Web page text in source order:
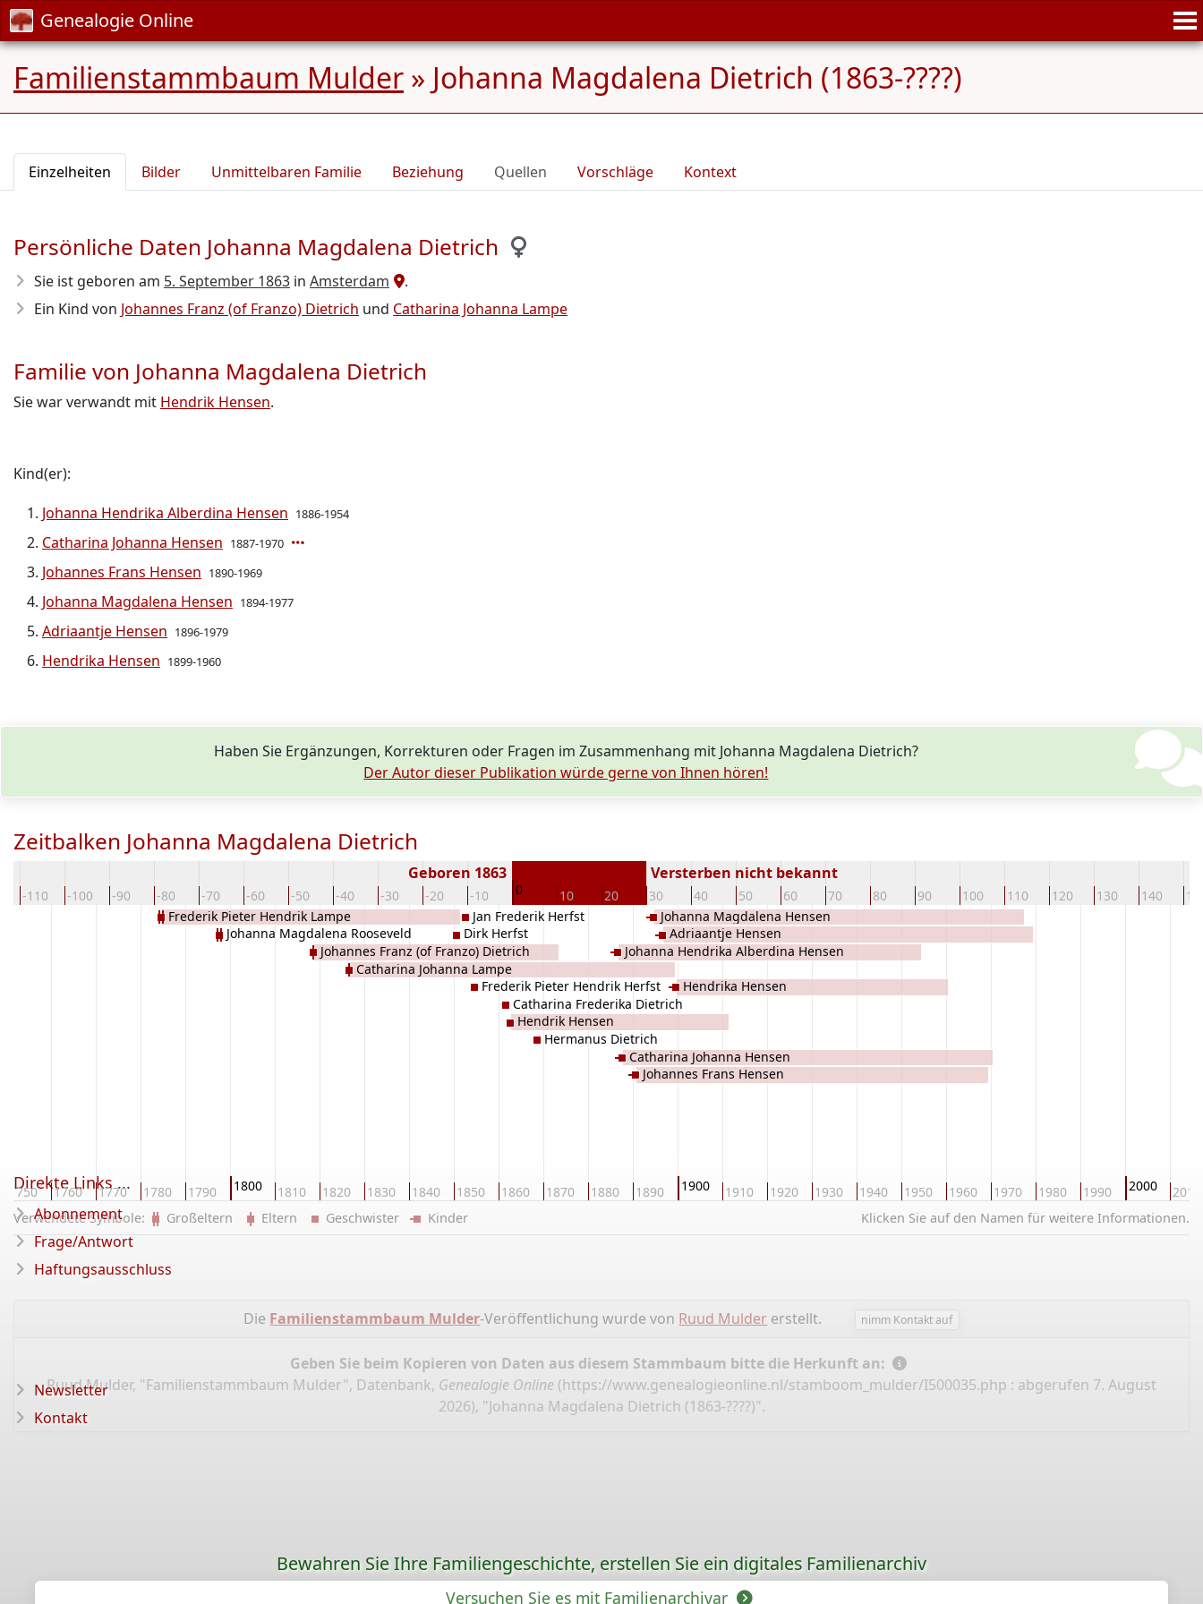
Genealogie Online
Familienstammbaum Mulder » Johanna Magdalena Dietrich (1863-????)
Einzelheiten Bilder Unmittelbaren Familie Beziehung Quellen Vorschläge Kontext
Persönliche Daten Johanna Magdalena Dietrich
Sie ist geboren am 5. September 1863 in Amsterdam
.
Ein Kind von Johannes Franz (of Franzo) Dietrich und Catharina Johanna Lampe
Familie von Johanna Magdalena Dietrich
Sie war verwandt mit Hendrik Hensen.
Kind(er):
Johanna Hendrika Alberdina Hensen 1886-1954
Catharina Johanna Hensen 1887-1970
Johannes Frans Hensen 1890-1969
Johanna Magdalena Hensen 1894-1977
Adriaantje Hensen 1896-1979
Hendrika Hensen 1899-1960
Haben Sie Ergänzungen, Korrekturen oder Fragen im Zusammenhang mit Johanna Magdalena Dietrich?
Der Autor dieser Publikation würde gerne von Ihnen hören!
Zeitbalken Johanna Magdalena Dietrich
-110 -100 -90 -80 -70 -60 -50 -40 -30 -20 -10 0 10 20 30 40 50 60 70 80 90 100 110 120 130 140
Geboren 1863 Versterben nicht bekannt
1750 1760 1770 1780 1790 1800 1810 1820 1830 1840 1850 1860 1870 1880 1890 1900 1910 1920 1930 1940 1950 1960 1970 1980 1990 2000 2010
Frederik Pieter Hendrik Lampe
Johanna Magdalena Rooseveld
Johannes Franz (of Franzo) Dietrich
Catharina Johanna Lampe
Dirk Herfst
Jan Frederik Herfst
Frederik Pieter Hendrik Herfst
Catharina Frederika Dietrich
Hendrik Hensen
Hermanus Dietrich
Johanna Hendrika Alberdina Hensen
Catharina Johanna Hensen
Johannes Frans Hensen
Johanna Magdalena Hensen
Adriaantje Hensen
Hendrika Hensen
Klicken Sie auf den Namen für weitere Informationen.
Verwendete Symbole: Großeltern Eltern Geschwister Kinder
Die Familienstammbaum Mulder-Veröffentlichung wurde von Ruud Mulder erstellt. nimm Kontakt auf
Geben Sie beim Kopieren von Daten aus diesem Stammbaum bitte die Herkunft an:
Ruud Mulder, "Familienstammbaum Mulder", Datenbank, Genealogie Online (https://www.genealogieonline.nl/stamboom_mulder/I500035.php : abgerufen 7. August
2026), "Johanna Magdalena Dietrich (1863-????)".
Direkte Links ...
Abonnement
Frage/Antwort
Haftungsausschluss
Newsletter
Kontakt
Bewahren Sie Ihre Familiengeschichte, erstellen Sie ein digitales Familienarchiv
Versuchen Sie es mit Familienarchivar